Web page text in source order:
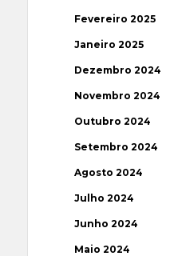
Fevereiro 2025
Janeiro 2025
Dezembro 2024
Novembro 2024
Outubro 2024
Setembro 2024
Agosto 2024
Julho 2024
Junho 2024
Maio 2024